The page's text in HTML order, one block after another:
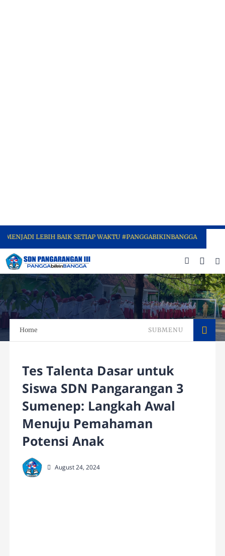
LEBIH BAIK SETIAP WAKTU #PANGGABIKINBANGGA
Home SUBMENU
Tes Talenta Dasar untuk
Siswa SDN Pangarangan 3
Sumenep: Langkah Awal
Menuju Pemahaman
Potensi Anak
August 24, 2024